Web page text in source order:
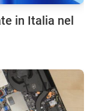
in Italia nel